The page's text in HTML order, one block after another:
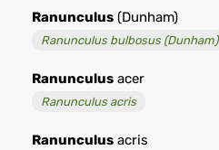
Ranunculus (Dunham)
Ranunculus bulbosus (Dunham)
Ranunculus acer
Ranunculus acris
Ranunculus acris